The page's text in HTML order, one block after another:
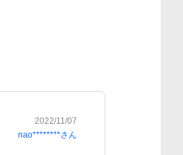
2022/11/07
nao********さん